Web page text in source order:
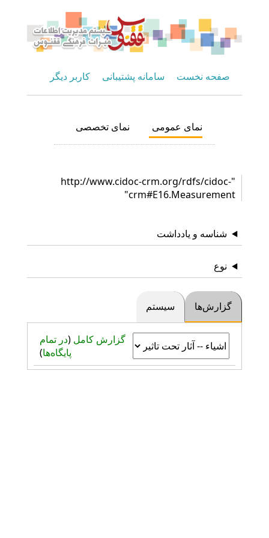
صفحه نخست سامانه پشتیبانی کاربر دیگر
نمای عمومی نمای تخصصی
"http://www.cidoc-crm.org/rdfs/cidoc-
crm#E16.Measurement"
شناسه و یادداشت
نوع
گزارش‌ها سیستم
گزارش کامل (در تمام
پایگاه‌ها)